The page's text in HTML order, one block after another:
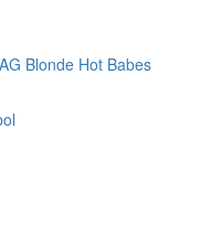
Blonde Hot Babes